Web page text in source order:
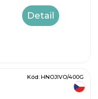
Detail
Kód: HNOJIVO/400G